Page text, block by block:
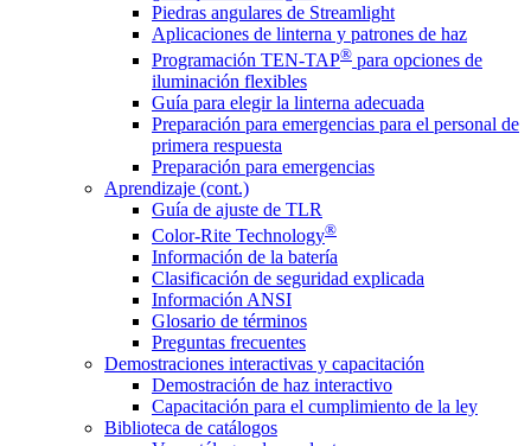
Piedras angulares de Streamlight
Aplicaciones de linterna y patrones de haz
Programación TEN-TAP® para opciones de
iluminación flexibles
Guía para elegir la linterna adecuada
Preparación para emergencias para el personal de
primera respuesta
Preparación para emergencias
Aprendizaje (cont.)
Guía de ajuste de TLR
Color-Rite Technology®
Información de la batería
Clasificación de seguridad explicada
Información ANSI
Glosario de términos
Preguntas frecuentes
Demostraciones interactivas y capacitación
Demostración de haz interactivo
Capacitación para el cumplimiento de la ley
Biblioteca de catálogos